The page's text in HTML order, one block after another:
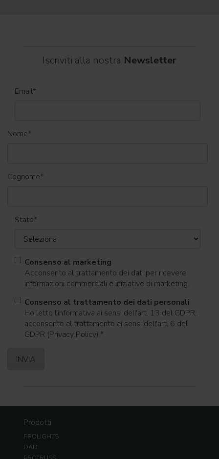
Iscriviti alla nostra Newsletter
Email*
Nome*
Cognome*
Stato*
Consenso al marketing
Acconsento al trattamento dei dati per ricevere
informazioni commerciali e iniziative di marketing.
Consenso al trattamento dei dati personali
Ho letto l'informativa ai sensi dell'art. 13 del GDPR;
acconsento al trattamento ai sensi dell'art. 6 del
GDPR (Privacy Policy).*
Prodotti
PROLIGHTS
DAD